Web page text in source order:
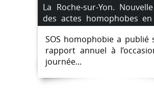
La Roche-sur-Yon.
des actes homophobes en
en 2017.
SOS homophobie a publié
rapport annuel à
journée...